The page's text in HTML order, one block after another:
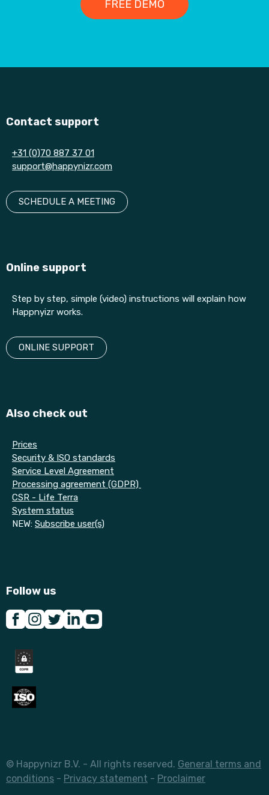
FREE DEMO
Contact support
+31 (0)70 887 37 01
support@happynizr.com
SCHEDULE A MEETING
Online support
Step by step, simple (video) instructions will explain how
Happnyizr works.
ONLINE SUPPORT
Also check out
Prices
Security & ISO standards
Service Level Agreement
Processing agreement (GDPR)
CSR - Life Terra
System status
NEW: Subscribe user(s)
Follow us
© Happynizr B.V. - All rights reserved. General terms and
conditions - Privacy statement - Proclaimer